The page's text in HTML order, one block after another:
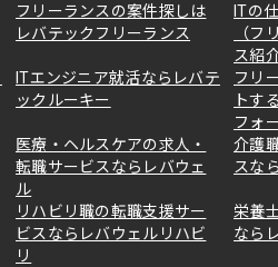
フリーランスの案件探しは
レバテックフリーランス
ITの
（フ
ス紹
ITエンジニア就活ならレバテ
ックルーキー
フリ
トす
フォ
医療・ヘルスケアの求人・
転職サービスならレバウェ
ル
介護
スな
リハビリ職の転職支援サー
ビスならレバウェルリハビ
リ
栄養
なら